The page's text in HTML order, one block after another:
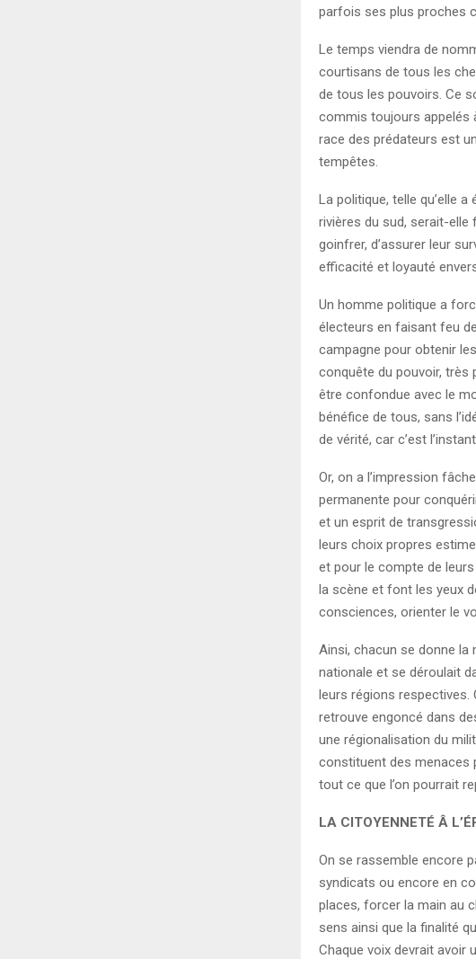
parfois ses plus proches
Le temps viendra de
courtisans de tous les
de tous les pouvoirs. Ce
commis toujours appelés
race des prédateurs est
tempêtes.
La politique, telle qu’elle
rivières du sud, serait-
goinfrer, d’assurer leur
efficacité et loyauté
Un homme politique a
électeurs en faisant feu
campagne pour obtenir
conquête du pouvoir, très
être confondue avec le
bénéfice de tous, sans
de vérité, car c’est
Or, on a l’impression
permanente pour
et un esprit de
leurs choix propres
et pour le compte de
la scène et font les yeux
consciences, orienter le
Ainsi, chacun se donne la
nationale et se déroulait
leurs régions respectives.
retrouve engoncé dans
une régionalisation du
constituent des menaces
tout ce que l’on pourrait
LA CITOYENNETÉ Â
On se rassemble encore
syndicats ou encore en
places, forcer la main au
sens ainsi que la finalité
Chaque voix devrait avoir